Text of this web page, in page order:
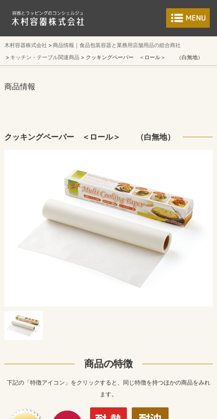
食品包装容器と
木村容器株式会社
商品情報｜食品包装容器と業務用店舗用品の総合商社
キッチン・テーブル関連商品
クッキングペーパー ＜ロール＞ （白無地）
商品情報
クッキングペーパー ＜ロール＞ （白無地）
商品の特徴
下記の「特徴アイコン」をクリックすると、同じ特徴を持つほかの商品をみれ
ます。